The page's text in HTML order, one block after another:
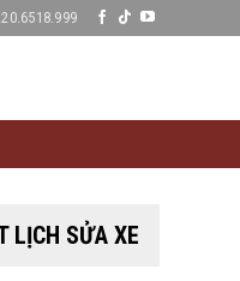
LỊCH SỬA XE